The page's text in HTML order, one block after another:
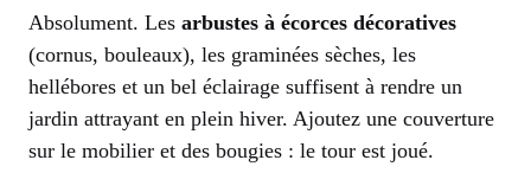
Absolument. Les arbustes à écorces décoratives
(cornus, bouleaux), les graminées sèches, les
hellébores et un bel éclairage suffisent à rendre un
jardin attrayant en plein hiver. Ajoutez une couverture
sur le mobilier et des bougies : le tour est joué.